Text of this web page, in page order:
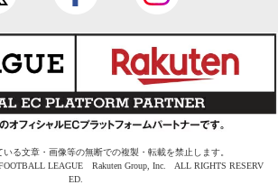
る文章・画像等の無断での複製・転載を禁止します。
LEAGUE Rakuten Group, Inc. ALL RIGHTS RESERV
ED.